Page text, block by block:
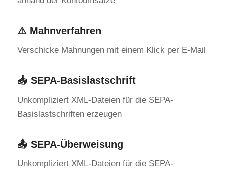
⚠️ Mahnverfahren
Verschicke Mahnungen mit einem Klick per E-Mail
📥 SEPA-Basislastschrift
Unkompliziert XML-Dateien für die SEPA-
Basislastschriften erzeugen
📤 SEPA-Überweisung
Unkompliziert XML-Dateien für die SEPA-